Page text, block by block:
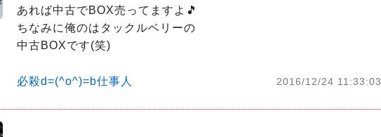
あれば中古でBOX売ってますよ🎵
ちなみに俺のはタックルベリーの
中古BOXです(笑)
必殺d=(^o^)=b仕事人 2016/12/24 11:33:03